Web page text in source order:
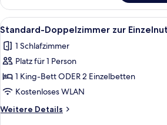
(Gran
Astur
Suite)
Alle
Fotos
für
Standard-
Doppelzimmer
zur
Einzelnutzung
(Astur)
Ein
4
Standard-Doppelzimmer zur
1 Schlafzimmer
Platz für 1 Person
1 King-Bett ODER 2 Einzelbetten
Kostenloses WLAN
Weitere Details
Weitere